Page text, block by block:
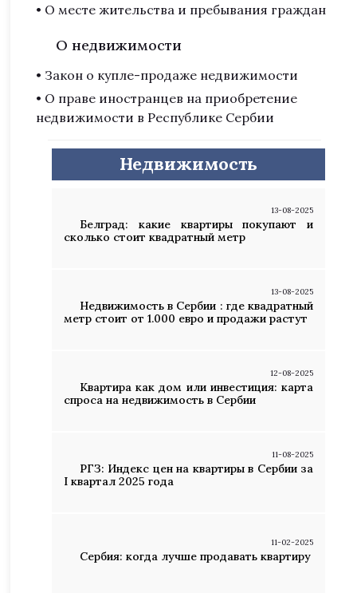
• О месте жительства и пребывания граждан
О недвижимости
• Закон о купле-продаже недвижимости
• О праве иностранцев на приобретение
недвижимости в Республике Сербии
Недвижимость
13-08-2025
Белград: какие квартиры покупают и
сколько стоит квадратный метр
13-08-2025
Недвижимость в Сербии : где квадратный
метр стоит от 1.000 евро и продажи растут
12-08-2025
Квартира как дом или инвестиция: карта
спроса на недвижимость в Сербии
11-08-2025
РГЗ: Индекс цен на квартиры в Сербии за
I квартал 2025 года
11-02-2025
Сербия: когда лучше продавать квартиру